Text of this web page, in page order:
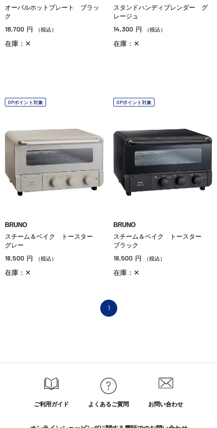
オーバルホットプレート ブラッ
ク
18,700 円 （税込）
在庫：✕
スタンドハンディブレンダー グ
レージュ
14,300 円 （税込）
在庫：✕
OPポイント対象
BRUNO
スチーム＆ベイク トースター
グレー
16,500 円 （税込）
在庫：✕
OPポイント対象
BRUNO
スチーム＆ベイク トースター
ブラック
16,500 円 （税込）
在庫：✕
1
ご利用ガイド よくあるご質問 お問い合わせ